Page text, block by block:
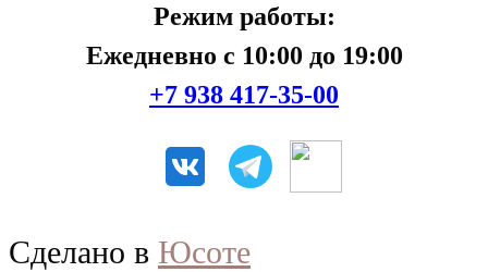
Режим работы:
Ежедневно с 10:00 до 19:00
+7 938 417-35-00
Сделано в Юсоте